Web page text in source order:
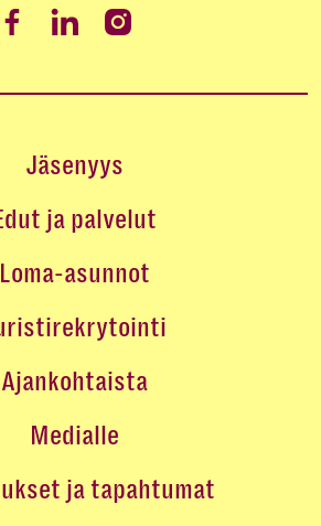
Jäsenyys
ja palvelut
Loma-asunnot
Ajankohtaista
Medialle
ja tapahtumat